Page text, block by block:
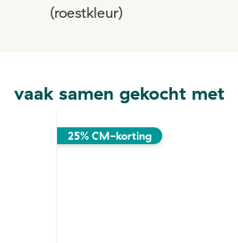
(roestkleur)
vaak samen gekocht met
25% CM-korting